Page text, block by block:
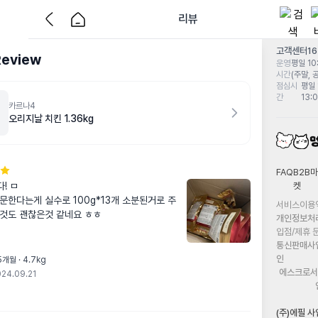
리뷰
카르나4
오리지날 치킨 1.36kg
! ㅁ
한다는게 실수로 100g*13개 소분된거로 주
도 괜찮은것 같네요 ㅎㅎ
개월 · 4.7kg
고객센터
운영
시간
평일
(주말,
점심시
간
평
FAQB2B마
켓
서비스이용
개인정보처
입점/제휴
통신판매사
인
에스크로
(주)에필 사